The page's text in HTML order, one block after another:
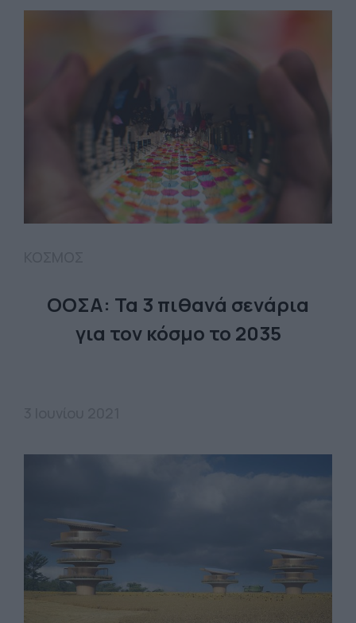
ΟΟΣΑ: Τα 3 πιθανά σενάρια
για τον κόσμο το 2035